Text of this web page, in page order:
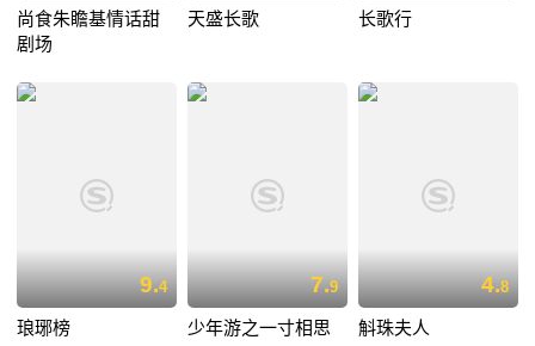
尚食朱瞻基情话甜
剧场
天盛长歌 长歌行
9.4
琅琊榜
7.9
少年游之一寸相思
4.8
斛珠夫人